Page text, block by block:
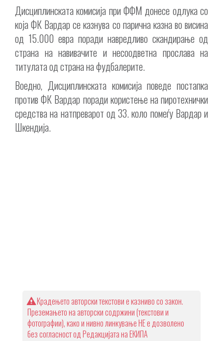
Дисциплинската комисија при ФФМ донесе одлука со
која ФК Вардар се казнува со парична казна во висина
од 15.000 евра поради навредливо скандирање од
страна на навивачите и несоодветна прослава на
титулата од страна на фудбалерите.
Воедно, Дисциплинската комисија поведе постапка
против ФК Вардар поради користење на пиротехнички
средства на натпреварот од 33. коло помеѓу Вардар и
Шкендија.
Крадењето авторски текстови е казниво со закон.
Преземањето на авторски содржини (текстови и
фотографии), како и нивно линкување НЕ е дозволено
без согласност од Редакцијата на ЕКИПА